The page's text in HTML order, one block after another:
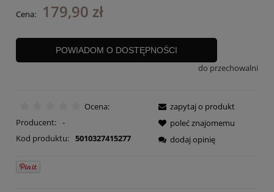
Cena: 179,90 zł
POWIADOM O DOSTĘPNOŚCI
do przechowalni
Ocena:
Producent: -
Kod produktu: 5010327415277
zapytaj o produkt
poleć znajomemu
dodaj opinię